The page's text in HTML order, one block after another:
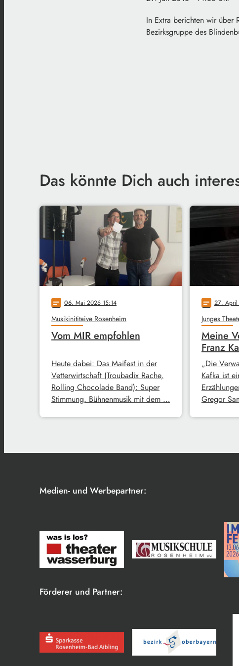
In Extra berichten wir über
Bezirksgruppe des
Das könnte Dich auch
notes 06. Mai 2026 15:14
Musikinititaive Rosenheim
Vom MIR empfohlen
Heute dabei: Das Maifest in der
Vetterwirtschaft (Troubadix Rache,
Rolling Chocolade Band): Super
Stimmung. Bühnenmusik mit dem …
notes 27.
Junges
Meine
Franz
„Die
Kafka ist
Gregor
Medien- und Werbepartner:
Förderer und Partner: